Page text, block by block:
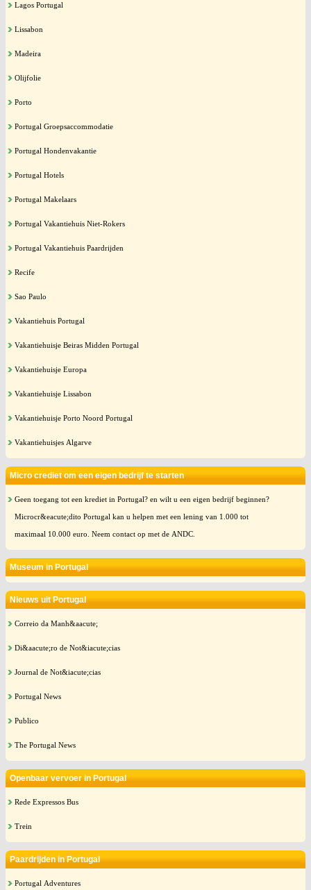
Lagos Portugal
Lissabon
Madeira
Olijfolie
Porto
Portugal Groepsaccommodatie
Portugal Hondenvakantie
Portugal Hotels
Portugal Makelaars
Portugal Vakantiehuis Niet-Rokers
Portugal Vakantiehuis Paardrijden
Recife
Sao Paulo
Vakantiehuis Portugal
Vakantiehuisje Beiras Midden Portugal
Vakantiehuisje Europa
Vakantiehuisje Lissabon
Vakantiehuisje Porto Noord Portugal
Vakantiehuisjes Algarve
Micro crediet om een eigen bedrijf te starten
Geen toegang tot een krediet in Portugal? en wilt u een eigen bedrijf beginnen?
Microcr&eacute;dito Portugal kan u helpen met een lening van 1.000 tot
maximaal 10.000 euro. Neem contact op met de ANDC.
Museum in Portugal
Nieuws uit Portugal
Correio da Manh&aacute;
Di&aacute;ro de Not&iacute;cias
Journal de Not&iacute;cias
Portugal News
Publico
The Portugal News
Openbaar vervoer in Portugal
Rede Expressos Bus
Trein
Paardrijden in Portugal
Portugal Adventures